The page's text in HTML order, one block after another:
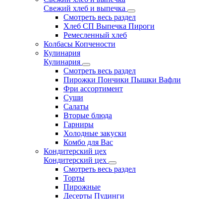
Свежий хлеб и выпечка
Смотреть весь раздел
Хлеб СП Выпечка Пироги
Ремесленный хлеб
Колбасы Копчености
Кулинария
Кулинария
Смотреть весь раздел
Пирожки Пончики Пышки Вафли
Фри ассортимент
Суши
Салаты
Вторые блюда
Гарниры
Холодные закуски
Комбо для Вас
Кондитерский цех
Кондитерский цех
Смотреть весь раздел
Торты
Пирожные
Десерты Пудинги